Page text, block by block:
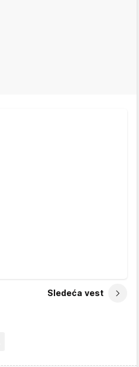
Sledeća vest